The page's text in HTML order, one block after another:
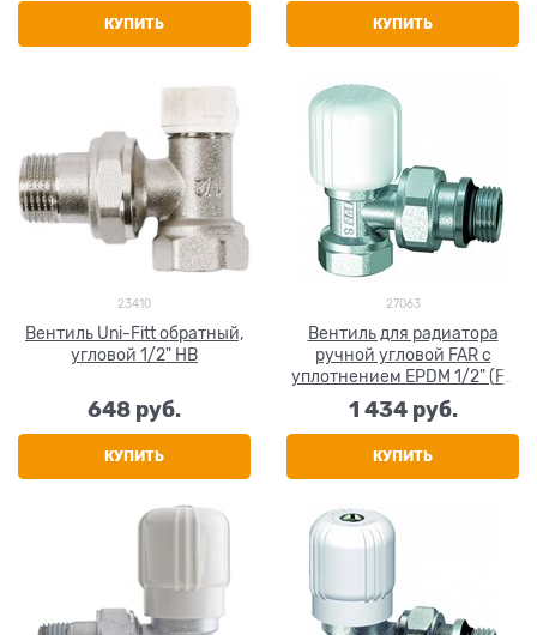
КУПИТЬ КУПИТЬ
23410
Вентиль Uni-Fitt обратный,
угловой 1/2" НВ
648 руб.
КУПИТЬ
27063
Вентиль для радиатора
ручной угловой FAR c
уплотнением EPDM 1/2" (FV
1155 12)
1 434 руб.
КУПИТЬ